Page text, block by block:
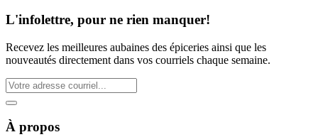
L'infolettre, pour ne rien manquer!
Recevez les meilleures aubaines des épiceries ainsi que les
nouveautés directement dans vos courriels chaque semaine.
À propos